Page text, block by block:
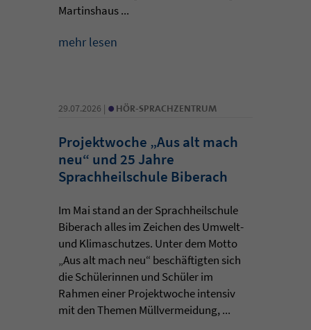
Martinshaus ...
mehr lesen
29.07.2026 | • HÖR-SPRACHZENTRUM
Projektwoche „Aus alt mach
neu“ und 25 Jahre
Sprachheilschule Biberach
Im Mai stand an der Sprachheilschule
Biberach alles im Zeichen des Umwelt-
und Klimaschutzes. Unter dem Motto
„Aus alt mach neu“ beschäftigten sich
die Schülerinnen und Schüler im
Rahmen einer Projektwoche intensiv
mit den Themen Müllvermeidung, ...